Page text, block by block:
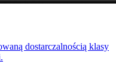
dostarczalnością klasy